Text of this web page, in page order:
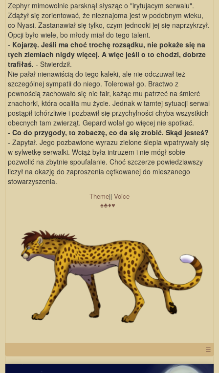
Zephyr mimowolnie parsknął słysząc o "irytujacym serwalu".
Zdążył się zorientować, że nieznajoma jest w podobnym wieku,
co Nyasi. Zastanawiał się tylko, czym jednooki jej się naprzykrzył.
Opcji było wiele, bo młody miał do tego talent.
- Kojarzę. Jeśli ma choć trochę rozsądku, nie pokaże się na
tych ziemiach nigdy więcej. A więc jeśli o to chodzi, dobrze
trafiłaś. - Stwierdził.
Nie pałał nienawiścią do tego kaleki, ale nie odczuwał też
szczególnej sympatii do niego. Tolerował go. Bractwo z
pewnością zachowało się nie fair, każąc mu patrzeć na śmierć
znachorki, która ocaliła mu życie. Jednak w tamtej sytuacji serwal
postąpił tchórzliwie i pozbawił się przychylności chyba wszystkich
obecnych tam zwierząt. Gepard wolał go więcej nie spotkać.
- Co do przygody, to zobaczę, co da się zrobić. Skąd jesteś?
- Zapytał. Jego pozbawione wyrazu zielone ślepia wpatrywały się
w sylwetkę serwalki. Wciąż była intruzem i nie mógł sobie
pozwolić na zbytnie spoufalanie. Choć szczerze powiedziawszy
liczył na okazję do zaproszenia cętkowanej do mieszanego
stowarzyszenia.
Theme|| Voice
♠♣♦♥
☰